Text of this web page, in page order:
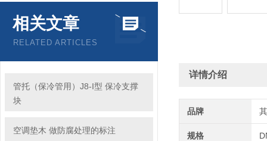
相关文章
RELATED ARTICLES
管托（保冷管用）J8-I型 保冷支撑
块
空调垫木 做防腐处理的标注
详情介绍
品牌
规格